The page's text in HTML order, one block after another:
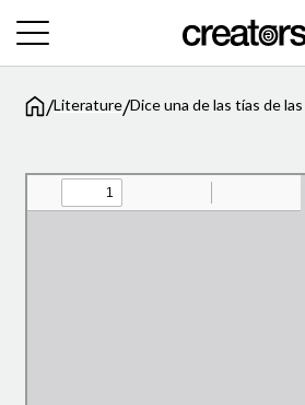
/Literature/Dice una de las tías de